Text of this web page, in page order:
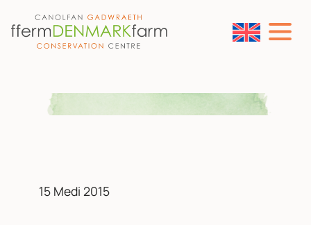
PRIF LYWIO
15 Medi 2015